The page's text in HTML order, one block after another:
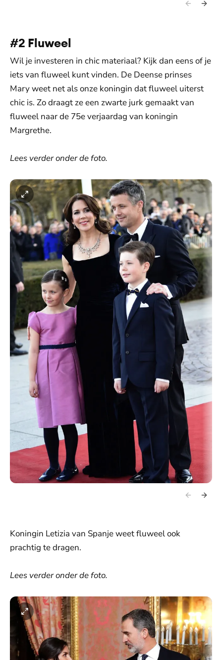
#2 Fluweel
Wil je investeren in chic materiaal? Kijk dan eens of je
iets van fluweel kunt vinden. De Deense prinses
Mary weet net als onze koningin dat fluweel uiterst
chic is. Zo draagt ze een zwarte jurk gemaakt van
fluweel naar de 75e verjaardag van koningin
Margrethe.
Lees verder onder de foto.
Koningin Letizia van Spanje weet fluweel ook
prachtig te dragen.
Lees verder onder de foto.